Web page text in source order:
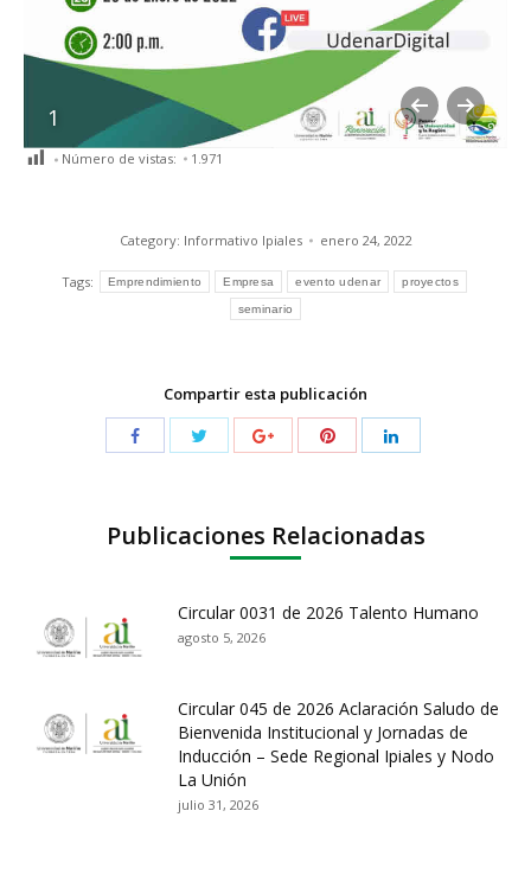
1
Número de vistas: 1.971
Category: Informativo Ipiales enero 24, 2022
Tags: Emprendimiento Empresa evento udenar proyectos
seminario
Compartir esta publicación
Publicaciones Relacionadas
Circular 0031 de 2026 Talento Humano
agosto 5, 2026
Circular 045 de 2026 Aclaración Saludo de
Bienvenida Institucional y Jornadas de
Inducción – Sede Regional Ipiales y Nodo
La Unión
julio 31, 2026